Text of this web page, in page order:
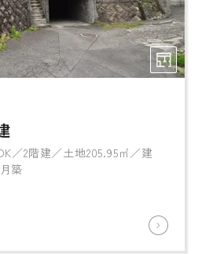
／2階建／土地205.95㎡／建
築